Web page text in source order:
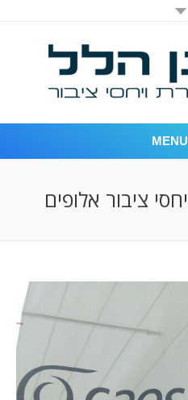
MENU
יחסי ציבור אלופים